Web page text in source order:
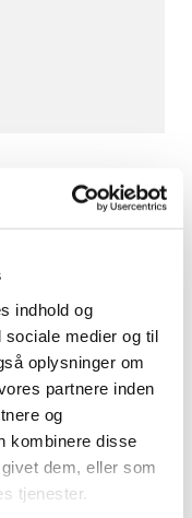
indhold og
medier og til
oplysninger om
partnere inden
og
kombinere disse
dem, eller som
tjenester.